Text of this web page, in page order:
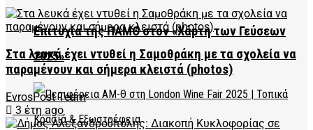
Επιτυχία της ΠΑΜΘ στον «Χάρτη των Γεύσεων
2025»
Στα λευκά έχει ντυθεί η Σαμοθράκη με τα σχολεία να
παραμένουν και σήμερα κλειστά (photos)
EvrosPost Team
3 έτη ago